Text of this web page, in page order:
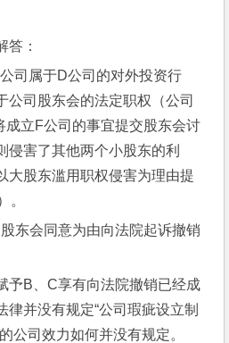
答：
司属于D公司的对外投资行
公司股东会的法定职权（公司
成立F公司的事宜提交股东会讨
侵害了其他两个小股东的利
大股东滥用职权侵害为理由提
。
东会同意为由向法院起诉撤销
予B、C享有向法院撤销已经成
律并没有规定“公司瑕疵设立制
公司效力如何并没有规定。